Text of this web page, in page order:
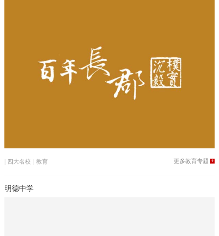
| 四大名校 | 教育 更多教育专题+
明德中学